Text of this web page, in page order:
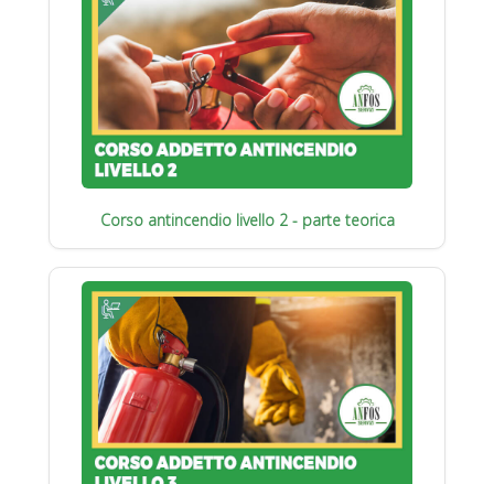
Corso antincendio livello 2 - parte teorica